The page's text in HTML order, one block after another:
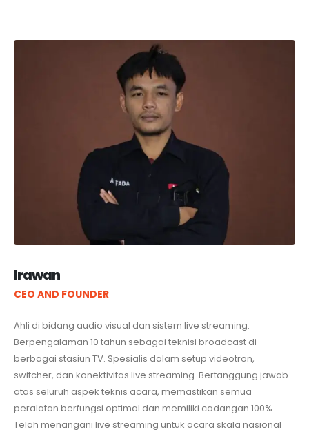
Irawan
CEO AND FOUNDER
Ahli di bidang audio visual dan sistem live streaming.
Berpengalaman 10 tahun sebagai teknisi broadcast di
berbagai stasiun TV. Spesialis dalam setup videotron,
switcher, dan konektivitas live streaming. Bertanggung jawab
atas seluruh aspek teknis acara, memastikan semua
peralatan berfungsi optimal dan memiliki cadangan 100%.
Telah menangani live streaming untuk acara skala nasional